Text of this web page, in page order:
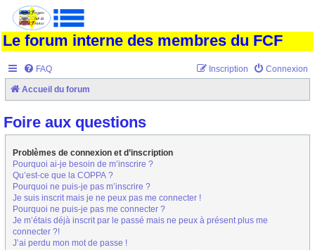
Le forum interne des membres du FCF
FAQ Connexion
Inscription
Accueil du forum
Foire aux questions
Problèmes de connexion et d’inscription
Pourquoi ai-je besoin de m’inscrire ?
Qu’est-ce que la COPPA ?
Pourquoi ne puis-je pas m’inscrire ?
Je suis inscrit mais je ne peux pas me connecter !
Pourquoi ne puis-je pas me connecter ?
Je m’étais déjà inscrit par le passé mais ne peux à présent plus me
connecter ?!
J’ai perdu mon mot de passe !